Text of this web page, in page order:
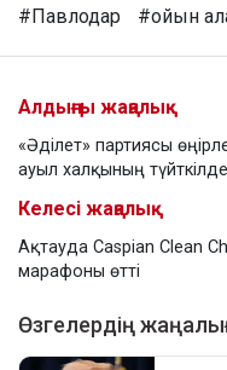
#Павлодар #ойын
Алдыңғы жаңалық
«Әділет» партиясы
ауыл халқының
Келесі жаңалық
Ақтауда Caspian Clean
марафоны өтті